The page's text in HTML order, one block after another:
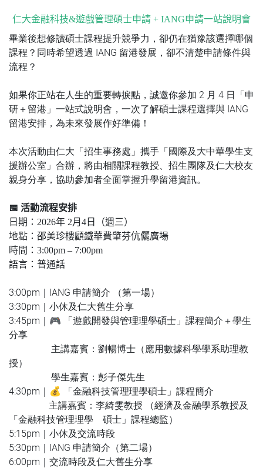
仁大金融科技&遊戲管理碩士申請 + IANG申請一站說明會
畢業後想修讀碩士課程提升競爭力，卻仍在猶豫該選擇哪個
課程？同時希望透過 IANG 留港發展，卻不清楚申請條件與
流程？
如果你正站在人生的重要轉捩點，誠邀你參加 2 月 4 日「申
研＋留港」一站式說明會，一次了解碩士課程選擇與 IANG
留港安排，為未來發展作好準備！
本次活動由仁大「招生事務處」攜手「國際及大中華學生支
援辦公室」合辦，將由相關課程教授、招生團隊及仁大校友
親身分享，協助參加者全面掌握升學留港資訊。
📅 活動流程安排
日期： 2026年 2月 4 日（週三）
地點：邵美珍樓顧鐵華費肇芬伉儷廣場
時間： 3:00pm – 7:00pm
語言：普通話
3:00pm｜IANG 申請簡介 （第一場）
3:30pm｜小休及仁大舊生分享
3:45pm｜🎮 「遊戲開發與管理理學碩士」課程簡介＋學生
分享
主講嘉賓：劉暢博士（應用數據科學學系助理教
授）
學生嘉賓：彭子傑先生
4:30pm｜💰 「金融科技管理理學碩士」課程簡介
主講嘉賓：李綺雯教授 （經濟及金融學系教授及
「金融科技管理理學 碩士」課程總監）
5:15pm｜小休及交流時段
5:30pm｜IANG 申請簡介（第二場）
6:00pm｜交流時段及仁大舊生分享